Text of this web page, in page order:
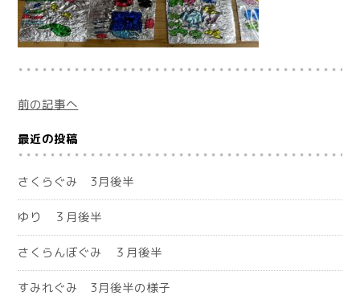
前の記事へ
最近の投稿
さくらぐみ 3月後半
ゆり ３月後半
さくらんぼぐみ ３月後半
すみれぐみ 3月後半の様子